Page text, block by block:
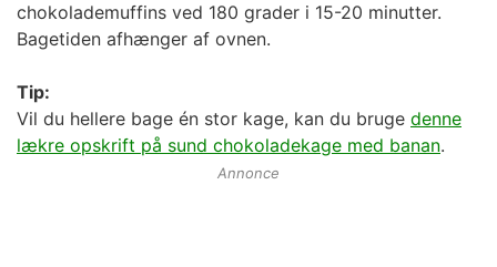
chokolademuffins ved 180 grader i 15-20 minutter.
Bagetiden afhænger af ovnen.
Tip:
Vil du hellere bage én stor kage, kan du bruge denne
lækre opskrift på sund chokoladekage med banan.
Annonce